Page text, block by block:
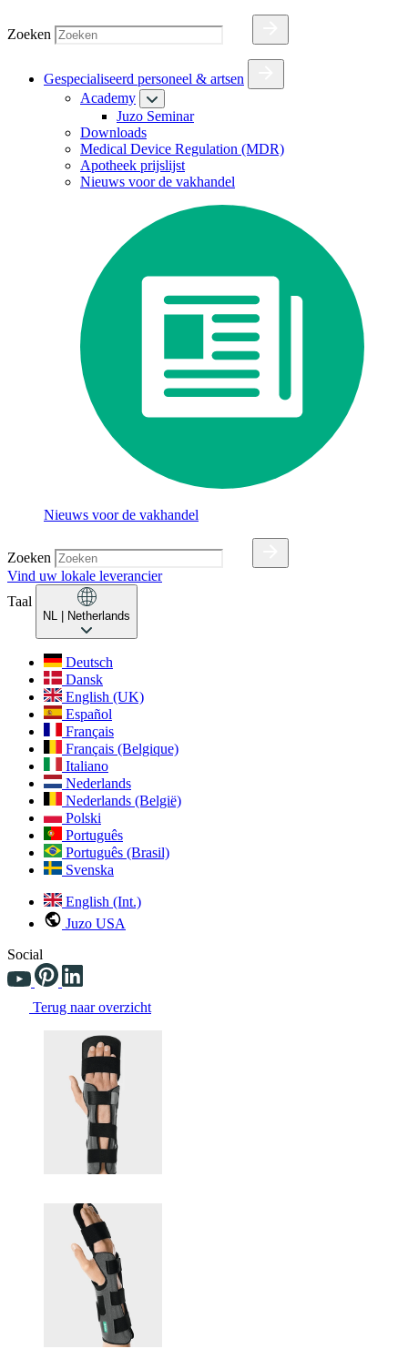
Zoeken
Gespecialiseerd personeel & artsen
Academy
Juzo Seminar
Downloads
Medical Device Regulation (MDR)
Apotheek prijslijst
Nieuws voor de vakhandel
Nieuws voor de vakhandel
Zoeken
Vind uw lokale leverancier
Taal
NL | Netherlands
Deutsch
Dansk
English (UK)
Español
Français
Français (Belgique)
Italiano
Nederlands
Nederlands (België)
Polski
Português
Português (Brasil)
Svenska
English (Int.)
Juzo USA
Social
Terug naar overzicht